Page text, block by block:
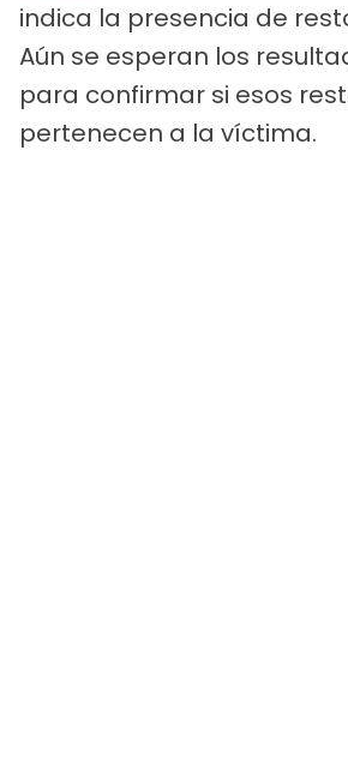
indica la presencia de
Aún se esperan los
para confirmar si esos
pertenecen a la víctima.